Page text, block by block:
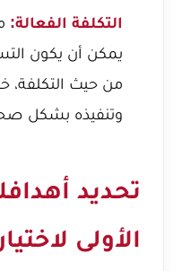
التكلفة الفعالة:
يمكن أن يكون
من حيث التكلفة،
وتنفيذه بشكل
تحديد
الأولى